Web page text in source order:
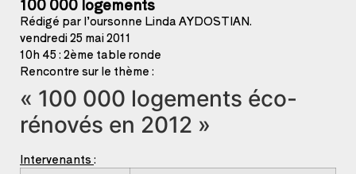
Rédigé par l’oursonne Linda AYDOSTIAN.
vendredi 25 mai 2011
10h 45 : 2ème table ronde
Rencontre sur le thème :
« 100 000 logements éco-
rénovés en 2012 »
Intervenants :